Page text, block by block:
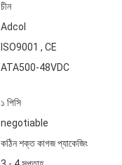
চীন
Adcol
ISO9001 , CE
ATA500-48VDC
১ পিসি
negotiable
কঠিন শক্ত কাগজ প্যাকেজিং